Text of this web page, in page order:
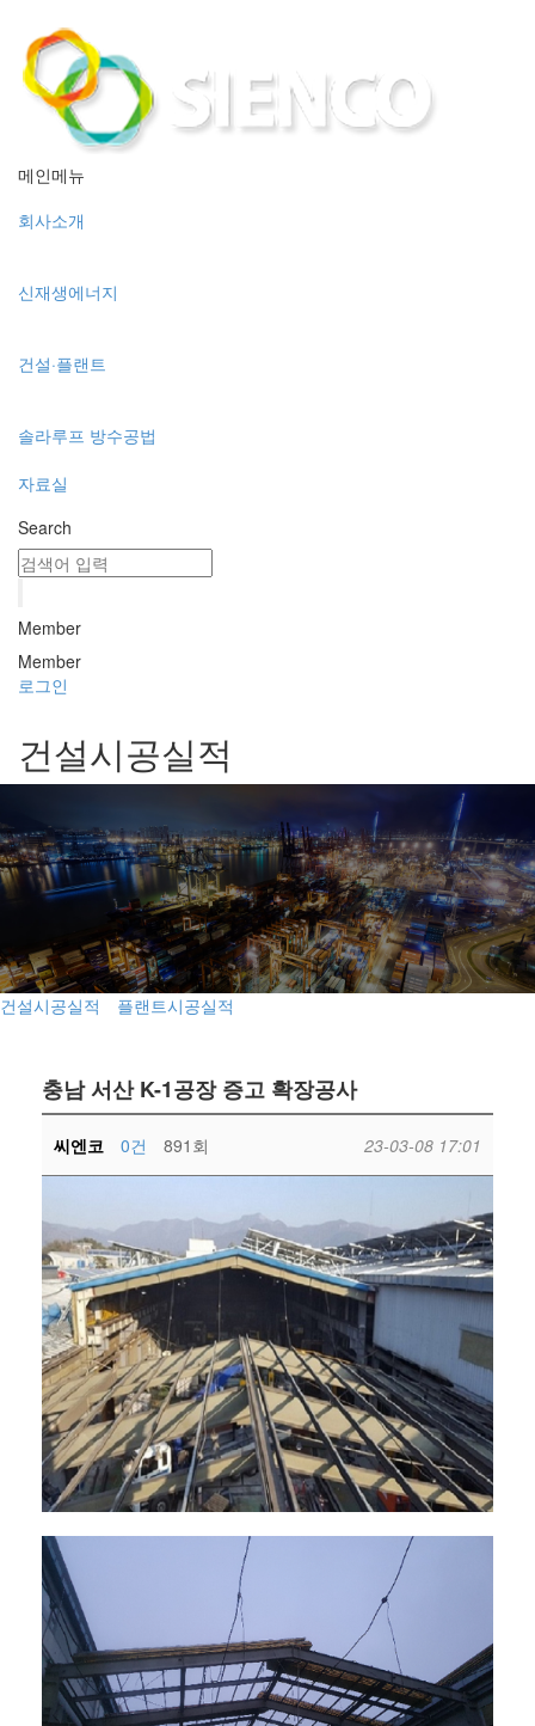
메인메뉴
회사소개
신재생에너지
건설·플랜트
솔라루프 방수공법
자료실
Search
Member
Member
로그인
건설시공실적
건설시공실적 플랜트시공실적
충남 서산 K-1공장 증고 확장공사
씨엔코 0건 891회 23-03-08 17:01